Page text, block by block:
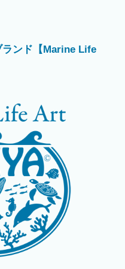
ランド【Marine Life